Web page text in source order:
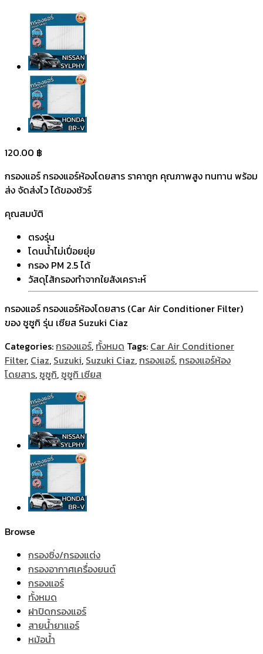
120.00 ฿
กรองแอร์ กรองแอร์ห้องโดยสาร ราคาถูก คุณภาพสูง ทนทาน พร้อม
ส่ง จัดส่งไว ได้ของชัวร์
คุณสมบัติ
ตรงรุ่น
โดนน้ำไม่เปื่อยยุ่ย
กรอง PM 2.5 ได้
วัสดุไส้กรองทำจากใยสังเคราะห์
กรองแอร์ กรองแอร์ห้องโดยสาร (Car Air Conditioner Filter)
ของ ซูซูกิ รุ่น เซียส Suzuki Ciaz
Categories:กรองแอร์, ทั้งหมด Tags: Car Air Conditioner
Filter, Ciaz, Suzuki, Suzuki Ciaz,กรองแอร์,กรองแอร์ห้อง
โดยสาร, ซูซูกิ, ซูซูกิ เซียส
Browse
กรองซิ่ง/กรองแต่ง
กรองอากาศเครื่องยนต์
กรองแอร์
ทั้งหมด
ฝาปิดกรองแอร์
สายน้ำยาแอร์
หม้อน้ำ